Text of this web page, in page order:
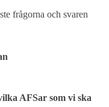
frågorna och svaren
AFSar som vi ska